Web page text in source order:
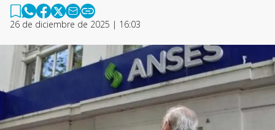
26 de diciembre de 2025 | 16:03